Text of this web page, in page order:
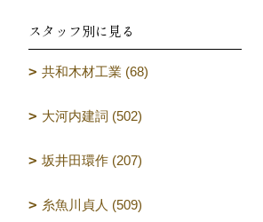
スタッフ別に見る
共和木材工業 (68)
大河内建詞 (502)
坂井田環作 (207)
糸魚川貞人 (509)